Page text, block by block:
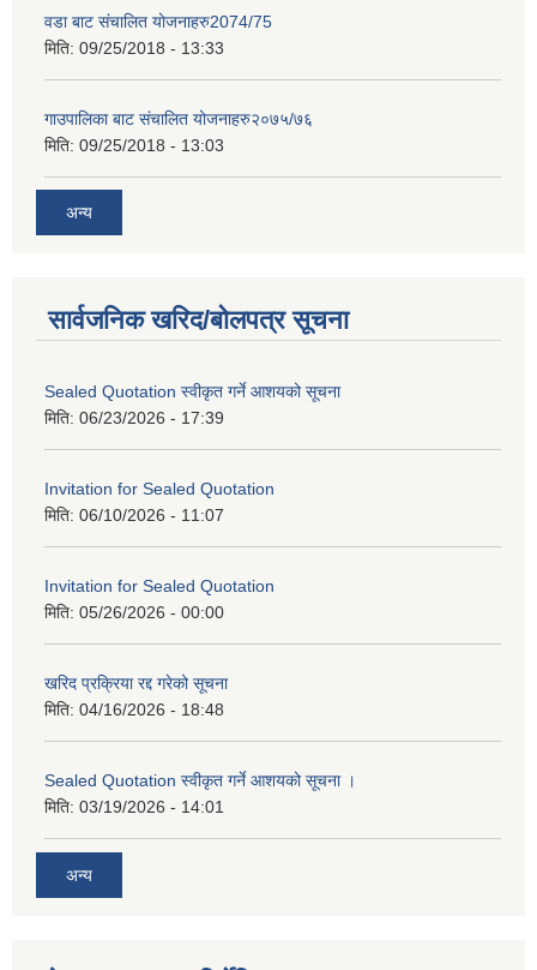
वडा बाट संचालित योजनाहरु2074/75
मिति: 09/25/2018 - 13:33
गाउपालिका बाट संचालित योजनाहरु२०७५/७६
मिति: 09/25/2018 - 13:03
अन्य
सार्वजनिक खरिद/बोलपत्र सूचना
Sealed Quotation स्वीकृत गर्ने आशयको सूचना
मिति: 06/23/2026 - 17:39
Invitation for Sealed Quotation
मिति: 06/10/2026 - 11:07
Invitation for Sealed Quotation
मिति: 05/26/2026 - 00:00
खरिद प्रक्रिया रद्द गरेको सूचना
मिति: 04/16/2026 - 18:48
Sealed Quotation स्वीकृत गर्ने आशयको सूचना ।
मिति: 03/19/2026 - 14:01
अन्य